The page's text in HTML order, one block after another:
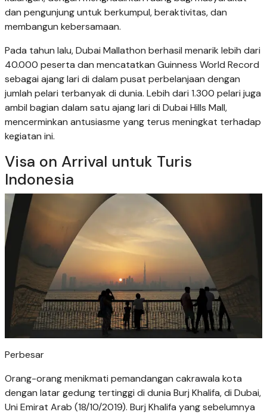
dan pengunjung untuk berkumpul, beraktivitas, dan
membangun kebersamaan.
Pada tahun lalu, Dubai Mallathon berhasil menarik lebih dari
40.000 peserta dan mencatatkan Guinness World Record
sebagai ajang lari di dalam pusat perbelanjaan dengan
jumlah pelari terbanyak di dunia. Lebih dari 1.300 pelari juga
ambil bagian dalam satu ajang lari di Dubai Hills Mall,
mencerminkan antusiasme yang terus meningkat terhadap
kegiatan ini.
Visa on Arrival untuk Turis
Indonesia
Perbesar
Orang-orang menikmati pemandangan cakrawala kota
dengan latar gedung tertinggi di dunia Burj Khalifa, di Dubai,
Uni Emirat Arab (18/10/2019). Burj Khalifa yang sebelumnya